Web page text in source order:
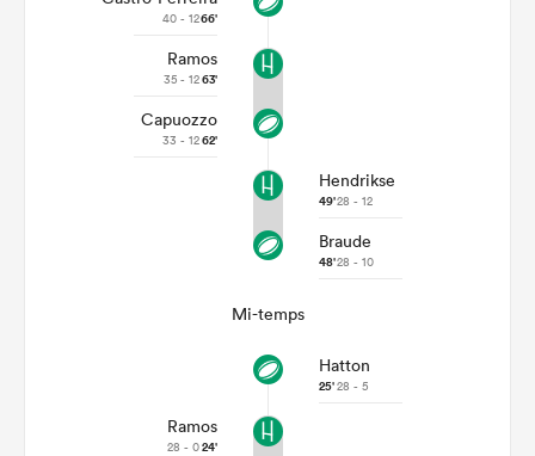
40 - 1266'
Ramos
35 - 1263'
Capuozzo
33 - 1262'
Hendrikse
49'28 - 12
Braude
48'28 - 10
Mi-temps
Hatton
25'28 - 5
Ramos
28 - 024'